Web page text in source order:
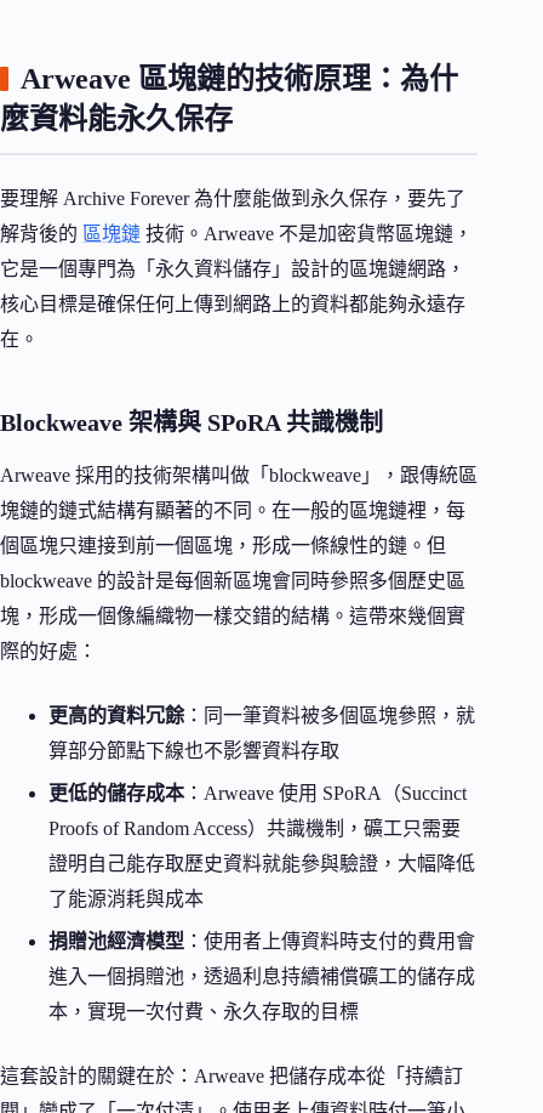
Arweave 區塊鏈的技術原理：為什
麼資料能永久保存
要理解 Archive Forever 為什麼能做到永久保存，要先了
解背後的 區塊鏈 技術。Arweave 不是加密貨幣區塊鏈，
它是一個專門為「永久資料儲存」設計的區塊鏈網路，
核心目標是確保任何上傳到網路上的資料都能夠永遠存
在。
Blockweave 架構與 SPoRA 共識機制
Arweave 採用的技術架構叫做「blockweave」，跟傳統區
塊鏈的鏈式結構有顯著的不同。在一般的區塊鏈裡，每
個區塊只連接到前一個區塊，形成一條線性的鏈。但
blockweave 的設計是每個新區塊會同時參照多個歷史區
塊，形成一個像編織物一樣交錯的結構。這帶來幾個實
際的好處：
更高的資料冗餘：同一筆資料被多個區塊參照，就
算部分節點下線也不影響資料存取
更低的儲存成本：Arweave 使用 SPoRA（Succinct
Proofs of Random Access）共識機制，礦工只需要
證明自己能存取歷史資料就能參與驗證，大幅降低
了能源消耗與成本
捐贈池經濟模型 ：使用者上傳資料時支付的費用會
進入一個捐贈池，透過利息持續補償礦工的儲存成
本，實現一次付費、永久存取的目標
這套設計的關鍵在於：Arweave 把儲存成本從「持續訂